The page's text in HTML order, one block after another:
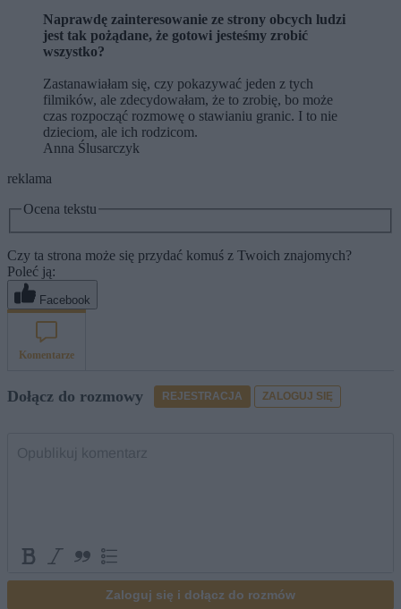
Naprawdę zainteresowanie ze strony obcych ludzi
jest tak pożądane, że gotowi jesteśmy zrobić
wszystko?
Zastanawiałam się, czy pokazywać jeden z tych
filmików, ale zdecydowałam, że to zrobię, bo może
czas rozpocząć rozmowę o stawianiu granic. I to nie
dzieciom, ale ich rodzicom.
Anna Ślusarczyk
reklama
Ocena tekstu
Czy ta strona może się przydać komuś z Twoich znajomych?
Poleć ją:
Facebook